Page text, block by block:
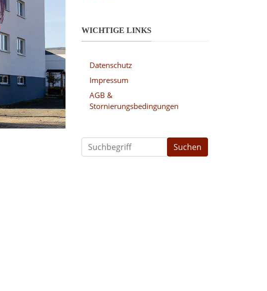
WICHTIGE LINKS
Datenschutz
Impressum
AGB &
Stornierungsbedingungen
Suchen